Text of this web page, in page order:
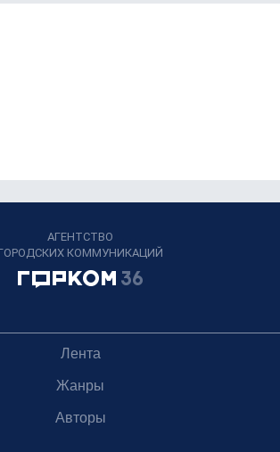
АГЕНТСТВО
КОММУНИКАЦИЙ
Лента
Жанры
Авторы